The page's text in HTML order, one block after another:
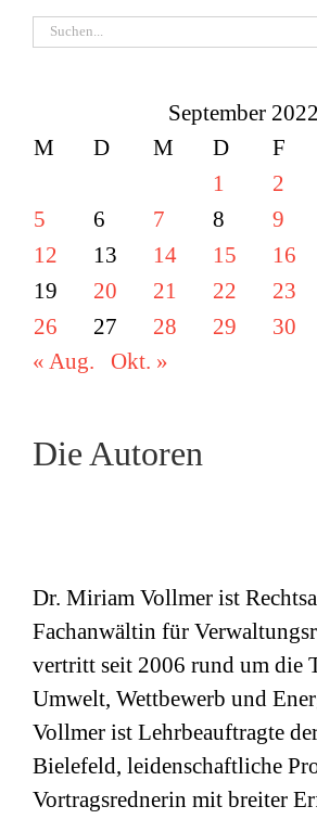
Suche
September 2022
M
D M D F
1
2
5
6 7 8 9
12
13 14 15 16
19
20 21 22 23
26
27 28 29
30
« Aug.
Okt. »
Die Autoren
Dr. Miriam Vollmer ist
Fachanwältin für
vertritt seit 2006 rund um die
Umwelt, Wettbewerb und
Vollmer ist Lehrbeauftragte
Bielefeld, leidenschaftliche
Vortragsrednerin mit breiter